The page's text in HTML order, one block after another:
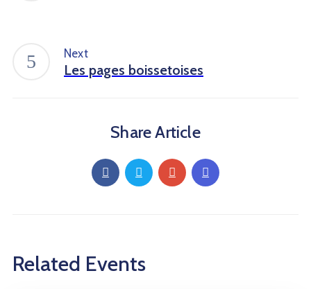
Next
Les pages boissetoises
Share Article
Related Events